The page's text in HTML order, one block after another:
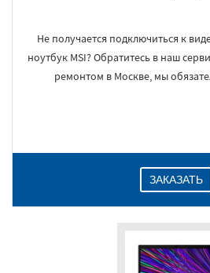
Не получается подключиться к
ноутбук MSI? Обратитесь в наш
ремонтом в Москве, мы
ЗАКАЗАТЬ